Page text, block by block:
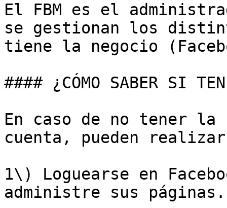
El FBM es el
se gestionan los
tiene la negocio
#### ¿CÓMO SABER SI
En caso de no tener la
cuenta, pueden
1\) Loguearse en
administre sus páginas.